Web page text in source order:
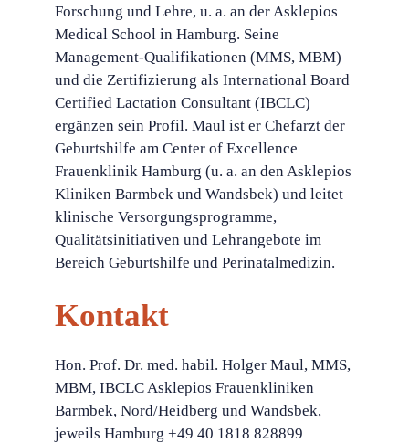
Forschung und Lehre, u. a. an der Asklepios
Medical School in Hamburg. Seine
Management-Qualifikationen (MMS, MBM)
und die Zertifizierung als International Board
Certified Lactation Consultant (IBCLC)
ergänzen sein Profil. Maul ist er Chefarzt der
Geburtshilfe am Center of Excellence
Frauenklinik Hamburg (u. a. an den Asklepios
Kliniken Barmbek und Wandsbek) und leitet
klinische Versorgungsprogramme,
Qualitätsinitiativen und Lehrangebote im
Bereich Geburtshilfe und Perinatalmedizin.
Kontakt
Hon. Prof. Dr. med. habil. Holger Maul, MMS,
MBM, IBCLC Asklepios Frauenkliniken
Barmbek, Nord/Heidberg und Wandsbek,
jeweils Hamburg +49 40 1818 828899